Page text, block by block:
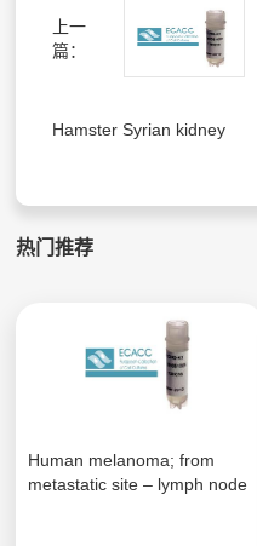
上一
篇：
Hamster Syrian kidney
热门推荐
Human melanoma; from
metastatic site – lymph node